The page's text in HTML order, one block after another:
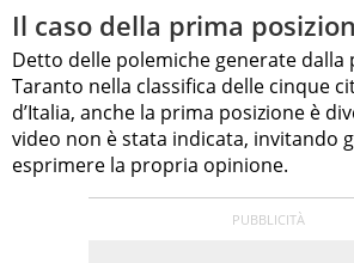
Il caso della prima
Detto delle polemiche generate dalla
Taranto nella classifica delle cinque
d’Italia, anche la prima posizione è
video non è stata indicata, invitando
esprimere la propria opinione.